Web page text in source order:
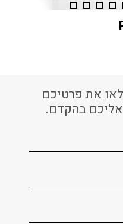
את פרטיכם
אליכם בהקדם.